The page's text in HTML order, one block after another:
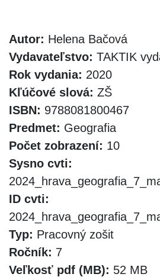
Autor: Helena Bačová
Vydavateľstvo: TAKTIK
Rok vydania: 2020
Kľúčové slová: ZŠ
ISBN: 9788081800467
Predmet: Geografia
Počet zobrazení: 10
Sysno cvti:
ID cvti:
Typ: Pracovný zošit
Ročník: 7
Veľkosť pdf (MB): 52 MB